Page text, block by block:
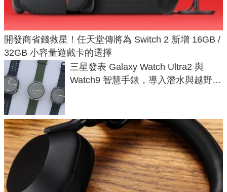
開發商省錢救星！任天堂傳將為 Switch 2 新增 16GB /
32GB 小容量遊戲卡的選擇
三星發表 Galaxy Watch Ultra2 與
Watch9 智慧手錶，導入潛水與越野跑